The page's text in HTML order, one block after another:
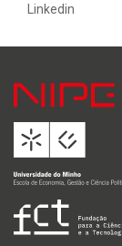
Linkedin